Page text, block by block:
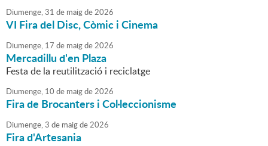
Diumenge,31 de maigde2026
VI Fira del Disc, Còmic i Cinema
Diumenge, 17 de maigde2026
Mercadillu d'en Plaza
Festa de la reutilització i reciclatge
Diumenge, 10 de maigde2026
Fira de Brocanters i Col·leccionisme
Diumenge,3 de maigde2026
Fira d'Artesania